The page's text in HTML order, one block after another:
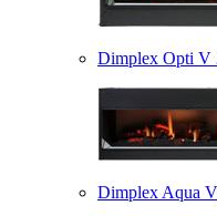
Dimplex Opti V
Dimplex Aqua V